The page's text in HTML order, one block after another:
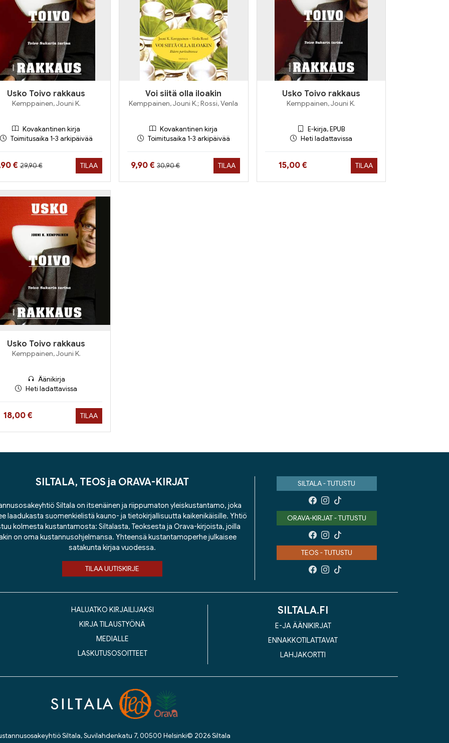
Usko Toivo rakkaus
Kemppainen, Jouni K.
Kovakantinen kirja
Toimitusaika 1-3 arkipäivää
nyt
€Hinta aiemmin
29,90 € TILAA
Voi siitä olla iloakin
Kemppainen, Jouni K.; Rossi, Venla
Kovakantinen kirja
Toimitusaika 1-3 arkipäivää
Hinta nyt
9,90 €Hinta aiemmin
30,90 € TILAA
Usko Toivo rakkaus
Kemppainen, Jouni K.
E-kirja, EPUB
Heti ladattavissa
Hinta nyt
15,00 € TILAA
Usko Toivo rakkaus
Kemppainen, Jouni K.
Äänikirja
Heti ladattavissa
Hinta nyt
18,00 € TILAA
SILTALA, TEOS ja ORAVA-KIRJAT
Siltala on itsenäinen ja riippumaton yleiskustantamo, joka
laadukasta suomenkielistä kauno- ja tietokirjallisuutta kaikenikäisille. Yhtiö
kolmesta kustantamosta: Siltalasta, Teoksesta ja Orava-kirjoista, joilla
on oma kustannusohjelmansa. Yhteensä kustantamoperhe julkaisee
satakunta kirjaa vuodessa.
TILAA UUTISKIRJE
SILTALA - TUTUSTU
ORAVA-KIRJAT - TUTUSTU
TEOS - TUTUSTU
HALUATKO KIRJAILIJAKSI
KIRJA TILAUSTYÖNÄ
MEDIALLE
LASKUTUSOSOITTEET
SILTALA.FI
E-JA ÄÄNIKIRJAT
ENNAKKOTILATTAVAT
LAHJAKORTTI
Siltala, Suvilahdenkatu 7, 00500 Helsinki© 2026 Siltala